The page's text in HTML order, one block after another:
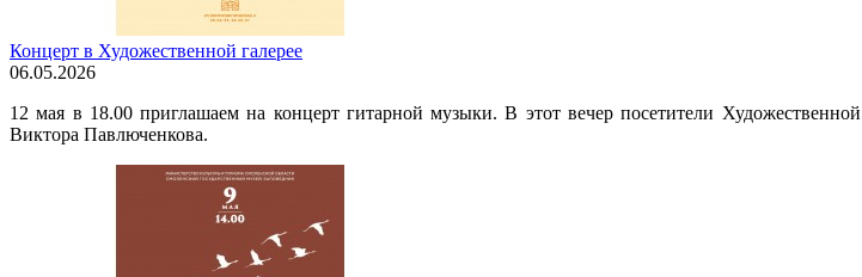
Концерт в Художественной галерее
06.05.2026
12 мая в 18.00 приглашаем на концерт гитарной музыки. В этот вечер посетители
Виктора Павлюченкова.